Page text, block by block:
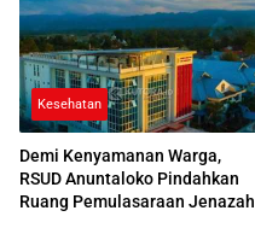
Kesehatan
Demi Kenyamanan Warga,
RSUD Anuntaloko Pindahkan
Ruang Pemulasaraan Jenazah